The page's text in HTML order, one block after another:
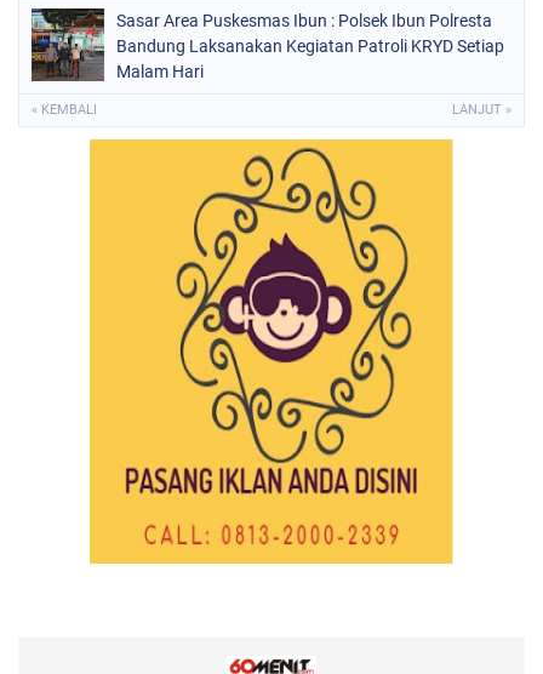
Sasar Area Puskesmas Ibun : Polsek Ibun Polresta
Bandung Laksanakan Kegiatan Patroli KRYD Setiap
Malam Hari
« KEMBALI LANJUT »